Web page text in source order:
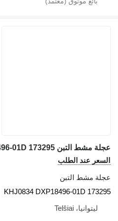
السعر عند الطلب
عجلة مشط التبن
KHJ0834 DXP18496-01D 173295
ليتوانيا، Telšiai